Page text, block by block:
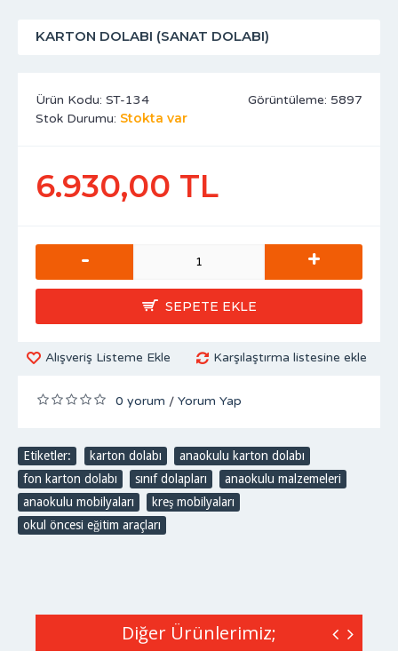
KARTON DOLABI (SANAT DOLABI)
Görüntüleme: 5897
Ürün Kodu: ST-134
Stok Durumu: Stokta var
6.930,00 TL
- +
SEPETE EKLE
Alışveriş Listeme Ekle Karşılaştırma listesine ekle
0 yorum / Yorum Yap
Etiketler: karton dolabı anaokulu karton dolabı
fon karton dolabı
sınıf dolapları anaokulu malzemeleri
anaokulu mobilyaları
kreş mobilyaları
okul öncesi eğitim araçları
Diğer Ürünlerimiz;